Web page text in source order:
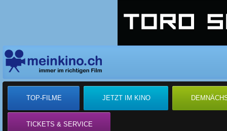
TOP-FILME JETZT IM KINO
TICKETS & SERVICE